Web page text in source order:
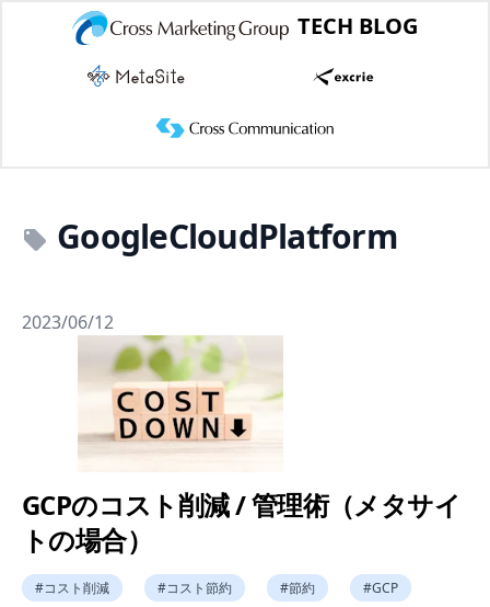
TECH BLOG
GoogleCloudPlatform
2023/06/12
GCPのコスト削減 / 管理術（メタサイ
トの場合）
#コスト削減 #コスト節約 #節約 #GCP